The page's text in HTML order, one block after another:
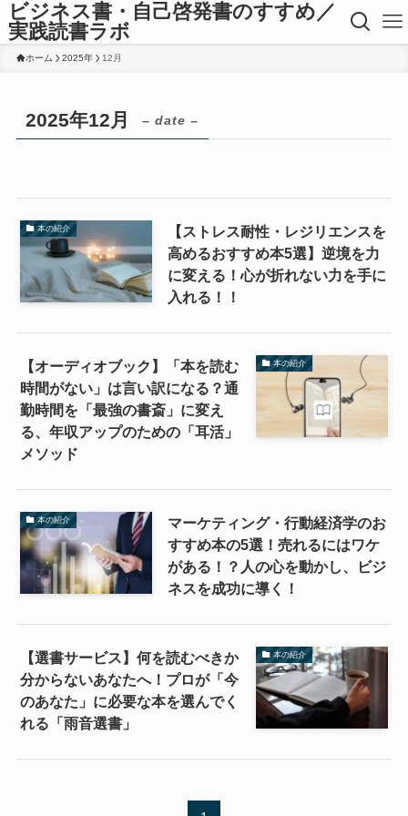
ビジネス書・自己啓発書のすすめ／
実践読書ラボ
ホーム 2025年 12月
2025年12月 – date –
本の紹介
【ストレス耐性・レジリエンスを
高めるおすすめ本5選】逆境を力
に変える！心が折れない力を手に
入れる！！
本の紹介
【オーディオブック】「本を読む
時間がない」は言い訳になる？通
勤時間を「最強の書斎」に変え
る、年収アップのための「耳活」
メソッド
本の紹介
マーケティング・行動経済学のお
すすめ本の5選！売れるにはワケ
がある！？人の心を動かし、ビジ
ネスを成功に導く！
本の紹介
【選書サービス】何を読むべきか
分からないあなたへ！プロが「今
のあなた」に必要な本を選んでく
れる「雨音選書」